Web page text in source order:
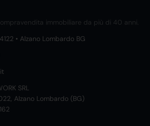
immobiliare da più di 40 anni.
• Alzano Lombardo BG
SRL
Alzano Lombardo (BG)